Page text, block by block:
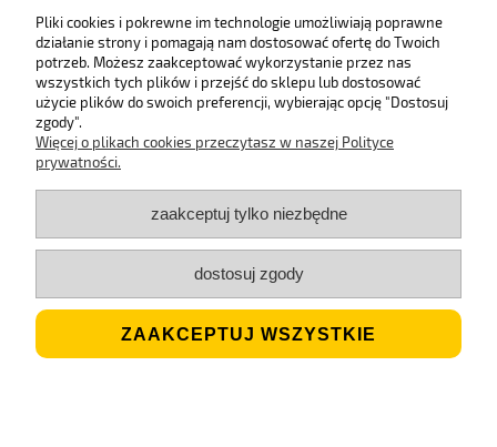
Wieloletni laureat
rankingu e-Gazele Biznesu.
Wysyłka z Polski
Gwarancją szybkiej dostawy.
Jesteśmy ECO
Stosujemy biodegradowalne opakowania.
Pliki cookies i pokrewne im technologie umożliwiają poprawne
działanie strony i pomagają nam dostosować ofertę do Twoich
potrzeb. Możesz zaakceptować wykorzystanie przez nas
wszystkich tych plików i przejść do sklepu lub dostosować
użycie plików do swoich preferencji, wybierając opcję "Dostosuj
zgody".
Więcej o plikach cookies przeczytasz w naszej Polityce
prywatności.
zaakceptuj tylko niezbędne
dostosuj zgody
ZAAKCEPTUJ WSZYSTKIE